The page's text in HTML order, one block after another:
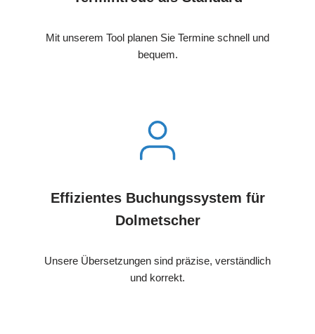
Mit unserem Tool planen Sie Termine schnell und
bequem.
Effizientes Buchungssystem für
Dolmetscher
Unsere Übersetzungen sind präzise, verständlich
und korrekt.